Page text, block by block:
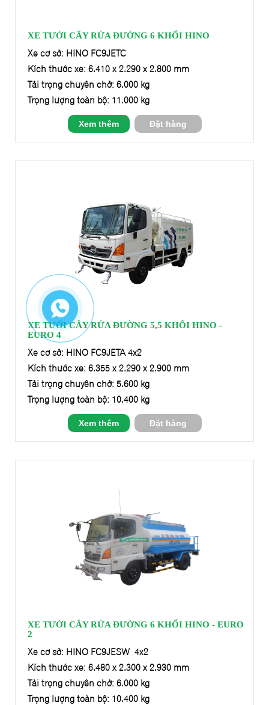
XE TƯỚI CÂY RỬA ĐƯỜNG 6 KHỐI HINO
Xe cơ sở: HINO FC9JETC
Kích thước xe: 6.410 x 2.290 x 2.800 mm
Tải trọng chuyên chở: 6.000 kg
Trọng lượng toàn bộ: 11.000 kg
Xem thêm Đặt hàng
XE TƯỚI CÂY RỬA ĐƯỜNG 5,5 KHỐI HINO -
EURO 4
Xe cơ sở: HINO FC9JETA 4x2
Kích thước xe: 6.355 x 2.290 x 2.900 mm
Tải trọng chuyên chở: 5.600 kg
Trọng lượng toàn bộ: 10.400 kg
Xem thêm Đặt hàng
XE TƯỚI CÂY RỬA ĐƯỜNG 6 KHỐI HINO - EURO
2
Xe cơ sở: HINO FC9JESW 4x2
Kích thước xe: 6.480 x 2.300 x 2.930 mm
Tải trọng chuyên chở: 6.000 kg
Trọng lượng toàn bộ: 10.400 kg